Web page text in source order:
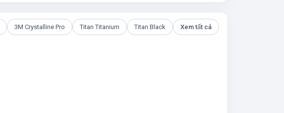
3M Crystalline Pro Titan Titanium Titan Black Xem tất cả